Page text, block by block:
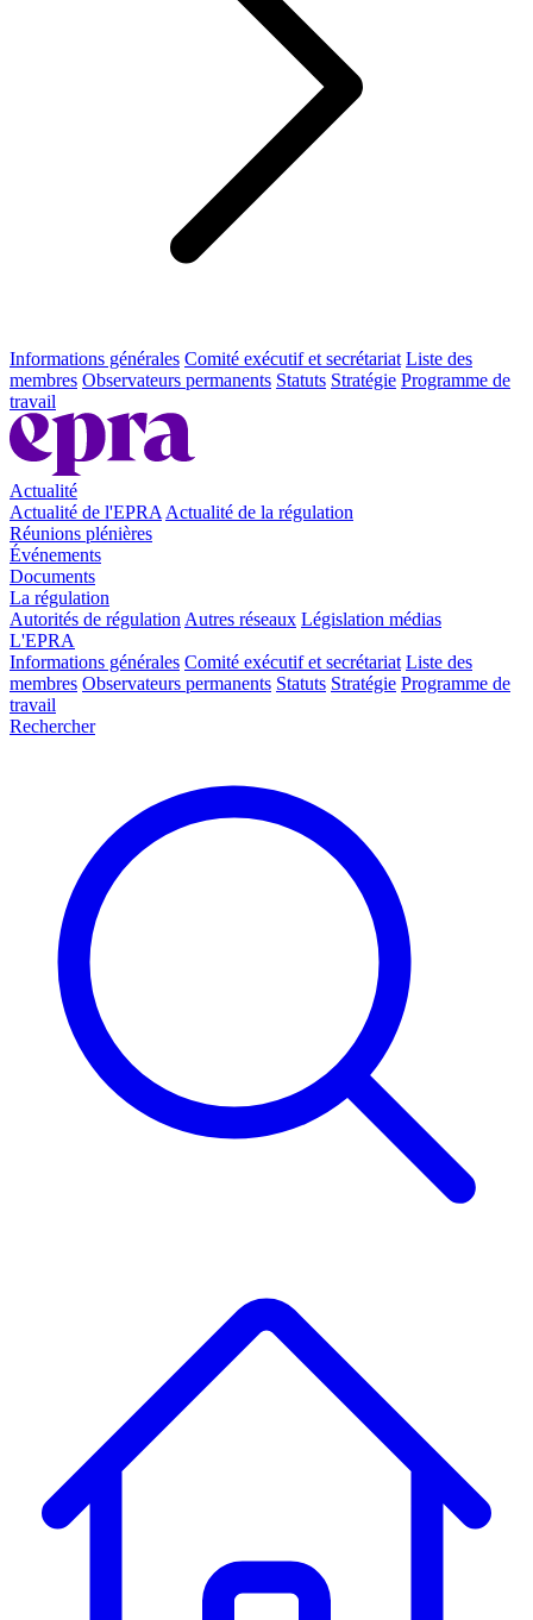
Informations générales Comité exécutif et secrétariat Liste des
membres Observateurs permanents Statuts Stratégie Programme de
travail
Actualité
Actualité de l'EPRA Actualité de la régulation
Réunions plénières
Événements
Documents
La régulation
Autorités de régulation Autres réseaux Législation médias
L'EPRA
Informations générales Comité exécutif et secrétariat Liste des
membres Observateurs permanents Statuts Stratégie Programme de
travail
Rechercher